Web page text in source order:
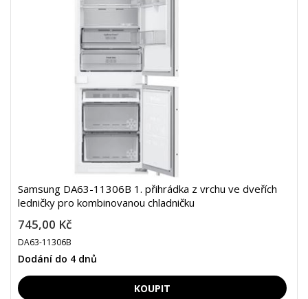
Samsung DA63-11306B 1. přihrádka z vrchu ve dveřích
ledničky pro kombinovanou chladničku
745,00 Kč
DA63-11306B
Dodání do 4 dnů